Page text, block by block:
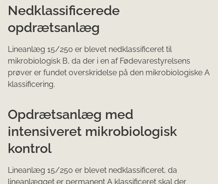
Nedklassificerede
opdrætsanlæg
Lineanlæg 15/250 er blevet nedklassificeret til
mikrobiologisk B, da der i en af Fødevarestyrelsens
prøver er fundet overskridelse på den mikrobiologiske A
klassificering.
Opdrætsanlæg med
intensiveret mikrobiologisk
kontrol
Lineanlæg 15/250 er blevet nedklassificeret, da
lineanlægget er permanent A klassificeret skal der